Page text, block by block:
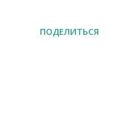
ПОДЕЛИТЬСЯ